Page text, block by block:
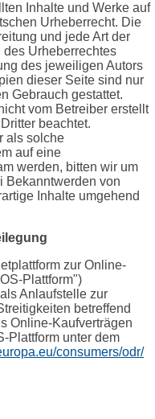
Inhalte und Werke auf
Urheberrecht. Die
und jede Art der
Urheberrechtes
des jeweiligen Autors
dieser Seite sind nur
Gebrauch gestattet.
vom Betreiber erstellt
beachtet.
als solche
auf eine
werden, bitten wir um
Bekanntwerden von
Inhalte umgehend
zur Online-
Plattform")
Anlaufstelle zur
betreffend
Online-Kaufverträgen
Plattform unter dem
consumers/odr/